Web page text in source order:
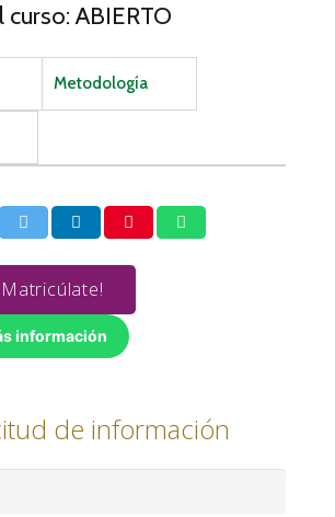
ABIERTO
Metodología
información
de información